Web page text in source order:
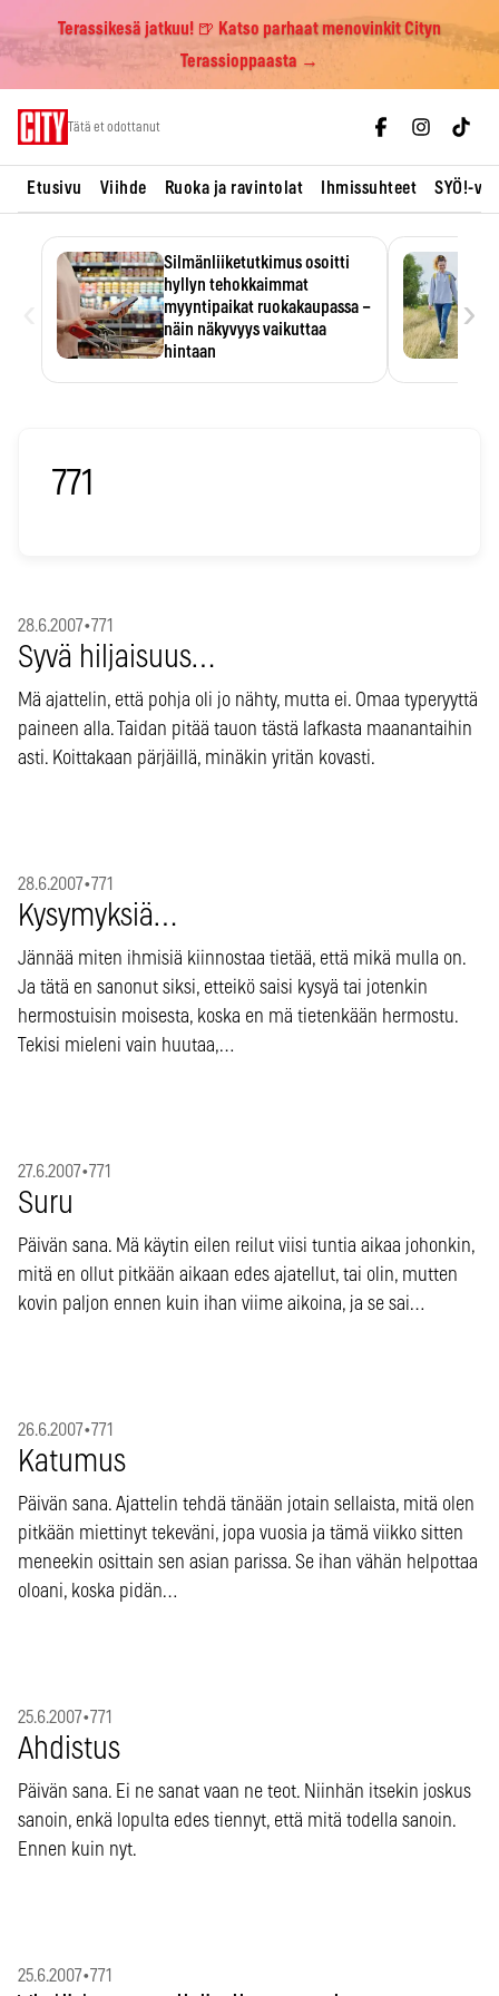
Terassikesä jatkuu! 🍺 Katso parhaat menovinkit Cityn
Terassioppaasta →
Tätä et odottanut
Etusivu Viihde Ruoka ja ravintolat Ihmissuhteet SYÖ!-
Silmänliiketutkimus osoitti
hyllyn tehokkaimmat
myyntipaikat ruokakaupassa –
näin näkyvyys vaikuttaa
hintaan
›
771
28.6.2007•771
Syvä hiljaisuus…
Mä ajattelin, että pohja oli jo nähty, mutta ei. Omaa typeryyttä
paineen alla. Taidan pitää tauon tästä lafkasta maanantaihin
asti. Koittakaan pärjäillä, minäkin yritän kovasti.
28.6.2007•771
Kysymyksiä…
Jännää miten ihmisiä kiinnostaa tietää, että mikä mulla on.
Ja tätä en sanonut siksi, etteikö saisi kysyä tai jotenkin
hermostuisin moisesta, koska en mä tietenkään hermostu.
Tekisi mieleni vain huutaa,…
27.6.2007•771
Suru
Päivän sana. Mä käytin eilen reilut viisi tuntia aikaa johonkin,
mitä en ollut pitkään aikaan edes ajatellut, tai olin, mutten
kovin paljon ennen kuin ihan viime aikoina, ja se sai…
26.6.2007•771
Katumus
Päivän sana. Ajattelin tehdä tänään jotain sellaista, mitä olen
pitkään miettinyt tekeväni, jopa vuosia ja tämä viikko sitten
meneekin osittain sen asian parissa. Se ihan vähän helpottaa
oloani, koska pidän…
25.6.2007•771
Ahdistus
Päivän sana. Ei ne sanat vaan ne teot. Niinhän itsekin joskus
sanoin, enkä lopulta edes tiennyt, että mitä todella sanoin.
Ennen kuin nyt.
25.6.2007•771